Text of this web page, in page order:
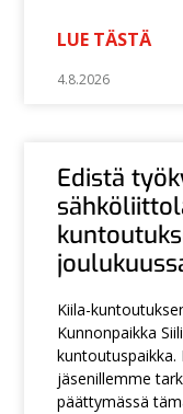
LUE TÄSTÄ
4.8.2026
Edistä
Kiila-
Kunnonpaikka
kuntoutuspaikka.
jäsenillemme
päättymässä